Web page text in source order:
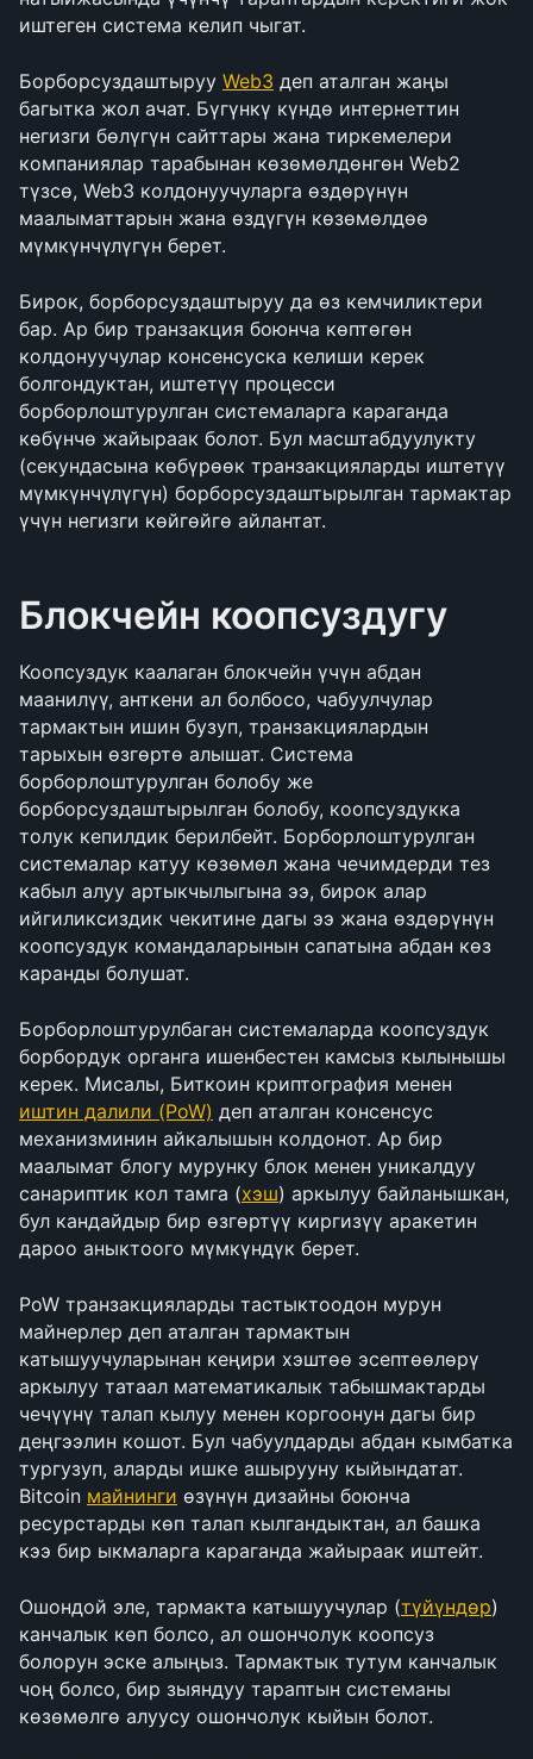
иштеген система келип чыгат.
Борборсуздаштыруу Web3 деп аталган жаңы
багытка жол ачат. Бүгүнкү күндө интернеттин
негизги бөлүгүн сайттары жана тиркемелери
компаниялар тарабынан көзөмөлдөнгөн Web2
түзсө, Web3 колдонуучуларга өздөрүнүн
маалыматтарын жана өздүгүн көзөмөлдөө
мүмкүнчүлүгүн берет.
Бирок, борборсуздаштыруу да өз кемчиликтери
бар. Ар бир транзакция боюнча көптөгөн
колдонуучулар консенсуска келиши керек
болгондуктан, иштетүү процесси
борборлоштурулган системаларга караганда
көбүнчө жайыраак болот. Бул масштабдуулукту
(секундасына көбүрөөк транзакцияларды иштетүү
мүмкүнчүлүгүн) борборсуздаштырылган тармактар
үчүн негизги көйгөйгө айлантат.
Блокчейн коопсуздугу
Коопсуздук каалаган блокчейн үчүн абдан
маанилүү, анткени ал болбосо, чабуулчулар
тармактын ишин бузуп, транзакциялардын
тарыхын өзгөртө алышат. Система
борборлоштурулган болобу же
борборсуздаштырылган болобу, коопсуздукка
толук кепилдик берилбейт. Борборлоштурулган
системалар катуу көзөмөл жана чечимдерди тез
кабыл алуу артыкчылыгына ээ, бирок алар
ийгиликсиздик чекитине дагы ээ жана өздөрүнүн
коопсуздук командаларынын сапатына абдан көз
каранды болушат.
Борборлоштурулбаган системаларда коопсуздук
борбордук органга ишенбестен камсыз кылынышы
иштин далили (PoW) деп аталган консенсус
механизминин айкалышын колдонот. Ар бир
маалымат блогу мурунку блок менен уникалдуу
санариптик кол тамга (хэш) аркылуу байланышкан,
бул кандайдыр бир өзгөртүү киргизүү аракетин
дароо аныктоого мүмкүндүк берет.
PoW транзакцияларды тастыктоодон мурун
майнерлер деп аталган тармактын
катышуучуларынан кеңири хэштөө эсептөөлөрү
аркылуу татаал математикалык табышмактарды
чечүүнү талап кылуу менен коргоонун дагы бир
деңгээлин кошот. Бул чабуулдарды абдан кымбатка
тургузуп, аларды ишке ашырууну кыйындатат.
Bitcoin майнинги өзүнүн дизайны боюнча
ресурстарды көп талап кылгандыктан, ал башка
кээ бир ыкмаларга караганда жайыраак иштейт.
Ошондой эле, тармакта катышуучулар (түйүндөр)
канчалык көп болсо, ал ошончолук коопсуз
болорун эске алыңыз. Тармактык тутум канчалык
чоң болсо, бир зыяндуу тараптын системаны
көзөмөлгө алуусу ошончолук кыйын болот.